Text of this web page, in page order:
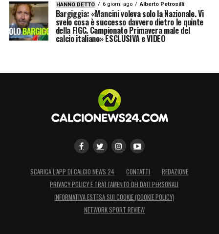
HANNO DETTO 6 giorni ago Alberto Petrosilli
Bargiggia: «Mancini voleva solo la Nazionale. Vi
svelo cosa è successo davvero dietro le quinte
della FIGC. Campionato Primavera male del
calcio italiano» ESCLUSIVA e VIDEO
SCARICA L’APP DI CALCIO NEWS 24 CONTATTI
REDAZIONE
PRIVACY POLICY E TRATTAMENTO DEI DATI PERSONALI
INFORMATIVA ESTESA SUI COOKIE (COOKIE POLICY)
NETWORK SPORT REVIEW